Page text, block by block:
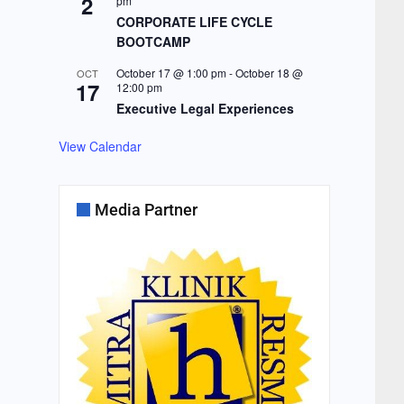
CORPORATE LIFE CYCLE
BOOTCAMP
OCT
17
October 17 @ 1:00 pm-October 18 @
12:00 pm
Executive Legal Experiences
View Calendar
Media Partner